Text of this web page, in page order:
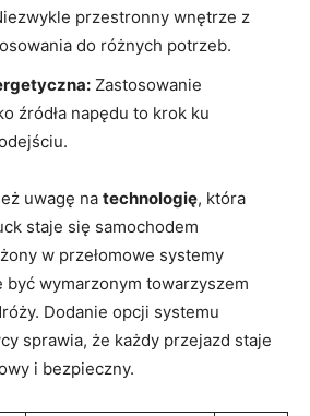
przestronny wnętrze z
⁤do różnych potrzeb.
Zastosowanie
​źródła napędu to‌ krok ku
uwagę⁤ na technologię, która
staje się samochodem
w przełomowe systemy
być wymarzonym ‌towarzyszem
Dodanie ⁣opcji systemu
sprawia, że każdy przejazd staje
i bezpieczny.